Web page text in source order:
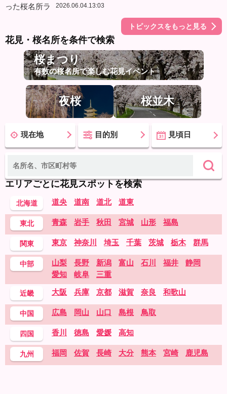
2026.06.04.13:03
トピックスをもっと見る
花見・桜名所を条件で検索
桜まつり
有数の桜名所で楽しむ花見イベント
夜桜 桜並木
現在地 目的別 見頃日
エリアごとに花見スポットを検索
北海道 道央 道南 道北 道東
東北 青森 岩手 秋田 宮城 山形 福島
関東 東京 神奈川 埼玉 千葉 茨城 栃木 群馬
中部 山梨 長野 新潟 富山 石川 福井
静岡
愛知
岐阜 三重
近畿 大阪 兵庫 京都 滋賀 奈良 和歌山
中国 広島 岡山 山口 島根 鳥取
四国 香川 徳島 愛媛 高知
九州 福岡 佐賀 長崎 大分 熊本 宮崎 鹿児島